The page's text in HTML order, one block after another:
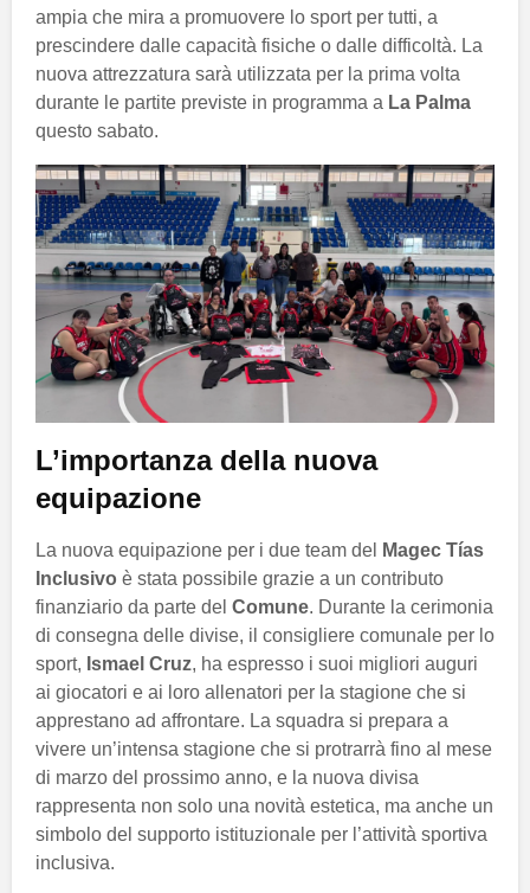
ampia che mira a promuovere lo sport per tutti, a
prescindere dalle capacità fisiche o dalle difficoltà. La
nuova attrezzatura sarà utilizzata per la prima volta
durante le partite previste in programma a La Palma
questo sabato.
L’importanza della nuova
equipazione
La nuova equipazione per i due team del
Magec Tías
Inclusivo è stata possibile grazie a un contributo
finanziario da parte del Comune. Durante la cerimonia
di consegna delle divise, il consigliere comunale per lo
sport, Ismael Cruz, ha espresso i suoi migliori auguri
ai giocatori e ai loro allenatori per la stagione che si
apprestano ad affrontare. La squadra si prepara a
vivere un’intensa stagione che si protrarrà fino al mese
di marzo del prossimo anno, e la nuova divisa
rappresenta non solo una novità estetica, ma anche un
simbolo del supporto istituzionale per l’attività sportiva
inclusiva.